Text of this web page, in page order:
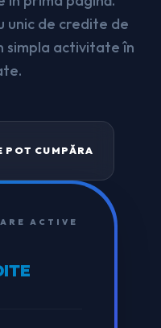
unic de credite de
simpla activitate în
POT CUMPĂRA
ACTIVE